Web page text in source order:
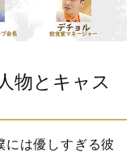
物とキャス
には優しすぎる彼